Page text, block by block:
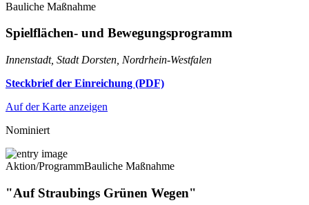
Bauliche Maßnahme
Spielflächen- und Bewegungsprogramm
Innenstadt, Stadt Dorsten, Nordrhein-Westfalen
Steckbrief der Einreichung (PDF)
Auf der Karte anzeigen
Nominiert
Aktion/ProgrammBauliche Maßnahme
"Auf Straubings Grünen Wegen"